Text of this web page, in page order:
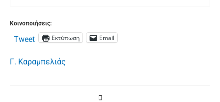
Κοινοποιήσεις:
Tweet Εκτύπωση Email
Γ. Καραμπελιάς